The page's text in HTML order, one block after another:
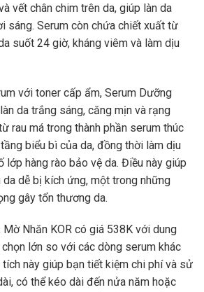
vết chân chim trên da, giúp làn da
sáng. Serum còn chứa chiết xuất từ
suốt 24 giờ, kháng viêm và làm dịu
với toner cấp ẩm, Serum Dưỡng
da trắng sáng, căng mịn và rạng
rau má trong thành phần serum thúc
biểu bì của da, đồng thời làm dịu
lớp hàng rào bảo vệ da. Điều này giúp
dễ bị kích ứng, một trong những
gây tổn thương da.
Nhăn KOR có giá 538K với dung
lớn so với các dòng serum khác
này giúp bạn tiết kiệm chi phí và sử
có thể kéo dài đến nửa năm hoặc